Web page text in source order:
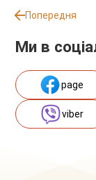
Попередня
Ми в
page
viber